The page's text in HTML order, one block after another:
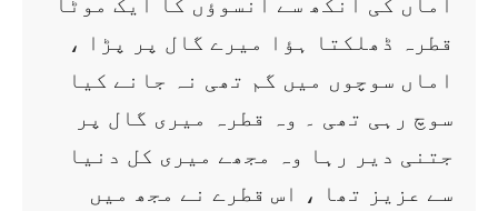
قطرہ ڈھلکتا ہؤا میرے گال پر پڑا ،
اماں سوچوں میں گم تھی نہ جانے کیا
سوچ رہی تھی ۔ وہ قطرہ میری گال پر
جتنی دیر رہا وہ مجھے میری کل دنیا
سے عزیز تھا ، اس قطرے نے مجھ میں